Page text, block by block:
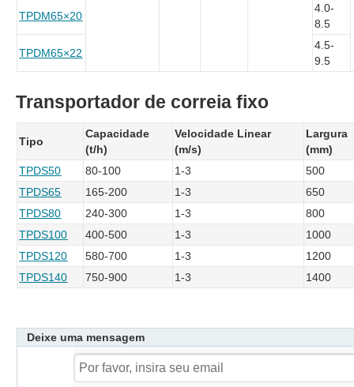
TPDM65×20
4.0-
8.5
TPDM65×22
4.5-
9.5
Transportador de correia fixo
Tipo
Capacidade
(t/h)
Velocidade Linear
(m/s)
Largura
(mm)
TPDS50
80-100 1-3
500
TPDS65
165-200 1-3
650
TPDS80
240-300 1-3
800
TPDS100
400-500 1-3
1000
TPDS120
580-700 1-3
1200
TPDS140
750-900 1-3 1400
Deixe uma mensagem